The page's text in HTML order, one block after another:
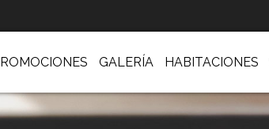
GALERÍA HABITACIONES